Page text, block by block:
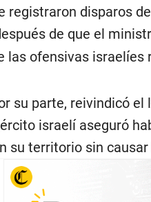
registraron disparos
de que el
las ofensivas
su parte, reivindicó
israelí aseguró
su territorio sin